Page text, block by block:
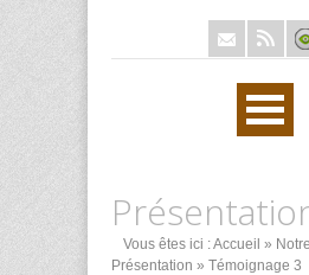
Vous êtes ici :Accueil »
Présentation » Témoignage 3